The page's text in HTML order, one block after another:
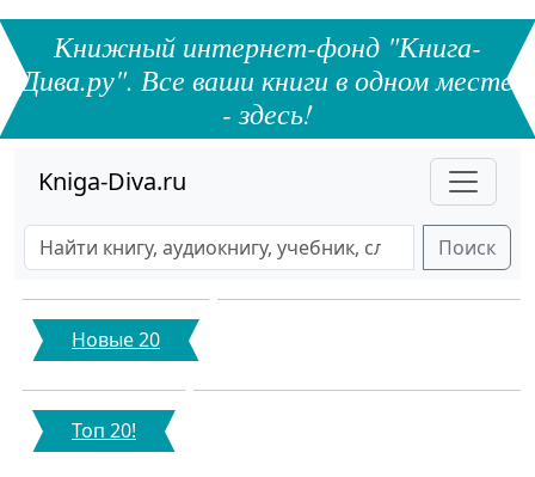
Книжный интернет-фонд "Книга-
Дива.ру". Все ваши книги в одном месте
- здесь!
Kniga-Diva.ru
Поиск
Новые 20
Топ 20!